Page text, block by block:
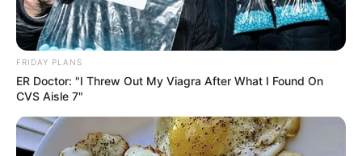
FRIDAY PLANS
ER Doctor: "I Threw Out My Viagra After What I Found On
CVS Aisle 7"